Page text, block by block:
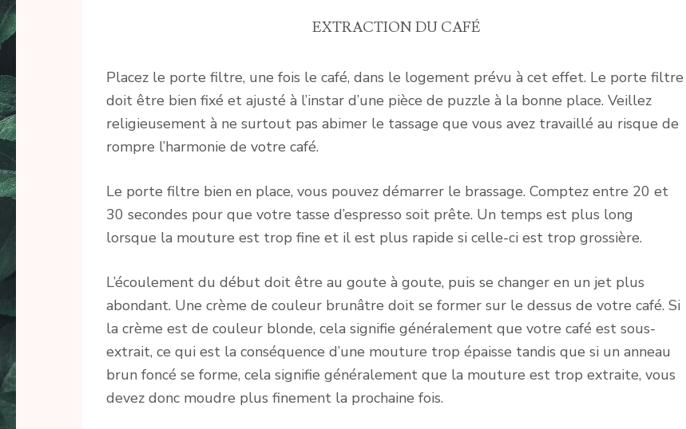
EXTRACTION DU CAFÉ
Placez le porte filtre, une fois le café, dans le logement prévu à cet effet. Le porte filtre
doit être bien fixé et ajusté à l’instar d’une pièce de puzzle à la bonne place. Veillez
religieusement à ne surtout pas abimer le tassage que vous avez travaillé au risque de
rompre l’harmonie de votre café.
Le porte filtre bien en place, vous pouvez démarrer le brassage. Comptez entre 20 et
30 secondes pour que votre tasse d’espresso soit prête. Un temps est plus long
lorsque la mouture est trop fine et il est plus rapide si celle-ci est trop grossière.
L’écoulement du début doit être au goute à goute, puis se changer en un jet plus
abondant. Une crème de couleur brunâtre doit se former sur le dessus de votre café. Si
la crème est de couleur blonde, cela signifie généralement que votre café est sous-
extrait, ce qui est la conséquence d’une mouture trop épaisse tandis que si un anneau
brun foncé se forme, cela signifie généralement que la mouture est trop extraite, vous
devez donc moudre plus finement la prochaine fois.